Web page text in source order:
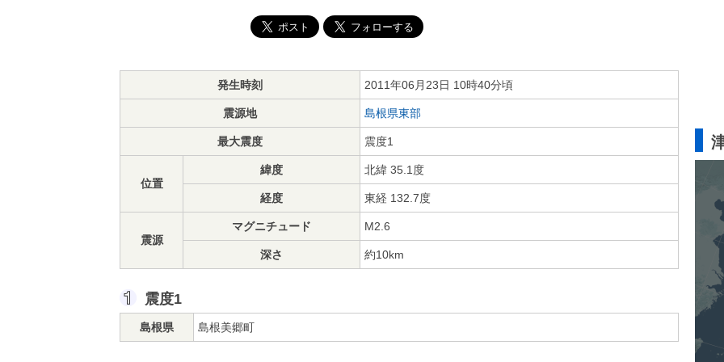
発生時刻 2011年06月23日 10時40分頃
震源地 島根県東部
最大震度 震度1
位置
緯度 北緯 35.1度
経度 東経 132.7度
震源
マグニチュード M2.6
深さ 約10km
震度1
島根県 島根美郷町